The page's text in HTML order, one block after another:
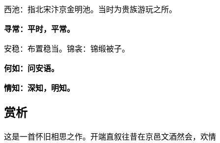
西池：指北宋汴京金明池。当时为贵族游玩之所。
寻常：平时，平常。
安稳：布置稳当。锦衾：锦缎被子。
何如：问安语。
情知：深知，明知。
赏析
这是一首怀旧相思之作。开端直叙往昔在京邑文酒然会，欢情